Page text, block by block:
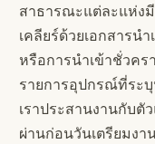
สาธารณะแต่ละแห่
เคลียร์ด้วยเอกสารน
หรือการนำเข้าชั่ว
รายการอุปกรณ์ที่ระ
เราประสานงานกับ
ผ่านก่อนวันเตรียมงา